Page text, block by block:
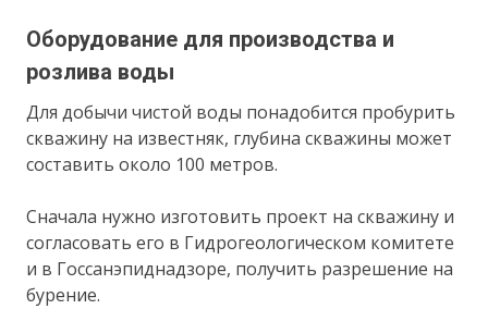
Оборудование для производства и
розлива воды
Для добычи чистой воды понадобится пробурить
скважину на известняк, глубина скважины может
составить около 100 метров.
Сначала нужно изготовить проект на скважину и
согласовать его в Гидрогеологическом комитете
и в Госсанэпиднадзоре, получить разрешение на
бурение.